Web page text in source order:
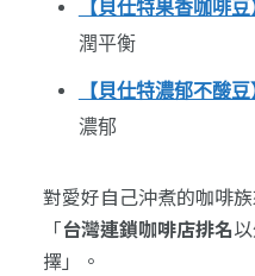
【貝仕特果香咖啡豆
潤平衡
【貝仕特濃郁不酸豆
濃郁
對愛好自己沖煮的咖啡族
「台灣連鎖咖啡店排名
擇」。